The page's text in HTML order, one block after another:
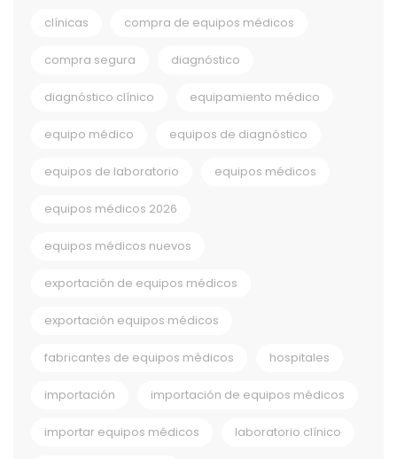
clínicas compra de equipos médicos
compra segura diagnóstico
diagnóstico clínico equipamiento médico
equipo médico equipos de diagnóstico
equipos de laboratorio equipos médicos
equipos médicos 2026
equipos médicos nuevos
exportación de equipos médicos
exportación equipos médicos
fabricantes de equipos médicos hospitales
importación importación de equipos médicos
importar equipos médicos laboratorio clínico